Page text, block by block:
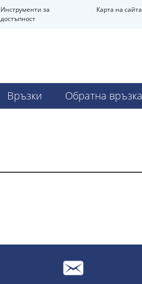
Инструменти за
достъпност
Карта на сайта
Връзки Обратна връзка